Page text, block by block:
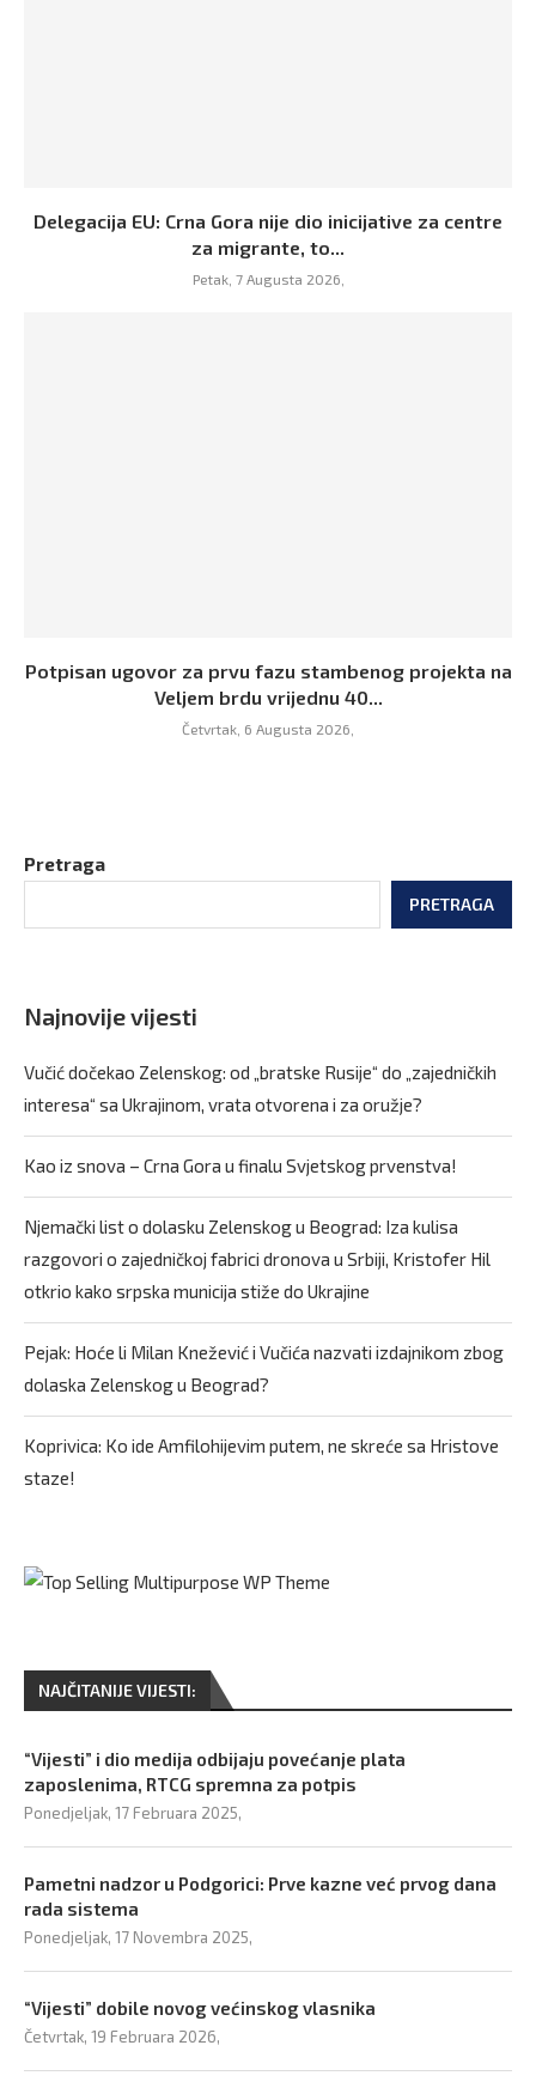
Delegacija EU: Crna Gora nije dio inicijative za centre
za migrante, to...
Petak, 7 Augusta 2026,
Potpisan ugovor za prvu fazu stambenog projekta na
Veljem brdu vrijednu 40...
Četvrtak, 6 Augusta 2026,
Pretraga
PRETRAGA
Najnovije vijesti
Vučić dočekao Zelenskog: od „bratske Rusije“ do „zajedničkih
interesa“ sa Ukrajinom, vrata otvorena i za oružje?
Kao iz snova – Crna Gora u finalu Svjetskog prvenstva!
Njemački list o dolasku Zelenskog u Beograd: Iza kulisa
razgovori o zajedničkoj fabrici dronova u Srbiji, Kristofer Hil
otkrio kako srpska municija stiže do Ukrajine
Pejak: Hoće li Milan Knežević i Vučića nazvati izdajnikom zbog
dolaska Zelenskog u Beograd?
Koprivica: Ko ide Amfilohijevim putem, ne skreće sa Hristove
staze!
NAJČITANIJE VIJESTI:
“Vijesti” i dio medija odbijaju povećanje plata
zaposlenima, RTCG spremna za potpis
Ponedjeljak, 17 Februara 2025,
Pametni nadzor u Podgorici: Prve kazne već prvog dana
rada sistema
Ponedjeljak, 17 Novembra 2025,
“Vijesti” dobile novog većinskog vlasnika
Četvrtak, 19 Februara 2026,